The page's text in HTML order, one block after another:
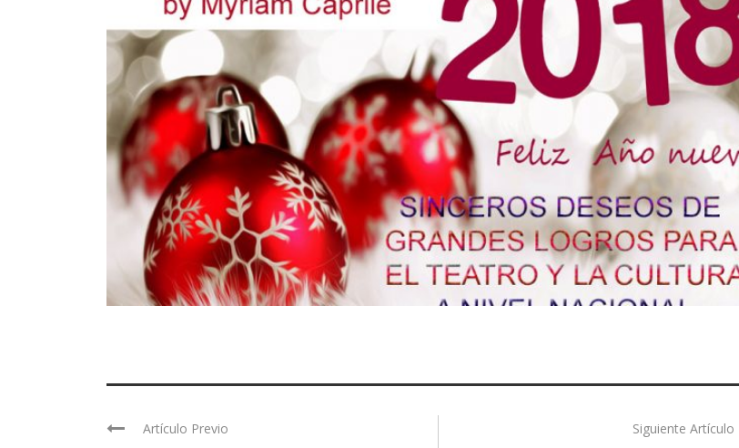
Artículo Previo Siguiente Artículo